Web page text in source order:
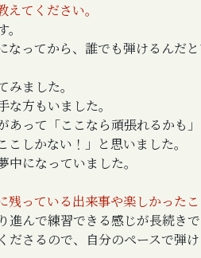
てください。
ってから、誰でも弾けるんだ
ました。
方もいました。
って「ここなら頑張れるかも」
しかない！」と思いました。
になっていました。
っている出来事や楽しかった
んで練習できる感じが長続きで
さるので、自分のペースで弾け